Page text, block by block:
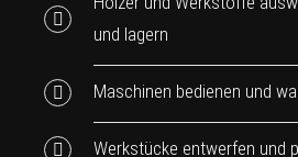
und lagern
Maschinen bedienen und
Werkstücke entwerfen und